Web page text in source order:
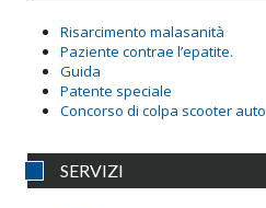
Risarcimento malasanità
Paziente contrae l’epatite.
Guida
Patente speciale
Concorso di colpa scooter auto
SERVIZI